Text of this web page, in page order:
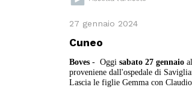
27 gennaio 2024
Cuneo
Boves - Oggisabato 27 gennaio
proveniene dall'ospedale di
Lascia le figlie Gemma con